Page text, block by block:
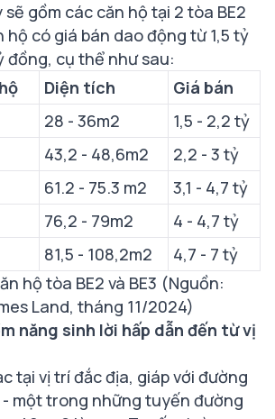
gồm các căn hộ tại 2 tòa BE2
hộ có giá bán dao động từ 1,5 tỷ
đồng, cụ thể như sau:
Diện tích
Giá bán
28 - 36m2
1,5 - 2,2 tỷ
43,2 - 48,6m2
2,2 - 3 tỷ
61.2 - 75.3 m2
3,1 - 4,7 tỷ
76,2 - 79m2
4 - 4,7 tỷ
81,5 - 108,2m2
4,7 - 7 tỷ
hộ tòa BE2 và BE3 (Nguồn:
Land, tháng 11/2024)
năng sinh lời hấp dẫn đến từ vị
tại vị trí đắc địa, giáp với đường
- một trong những tuyến đường